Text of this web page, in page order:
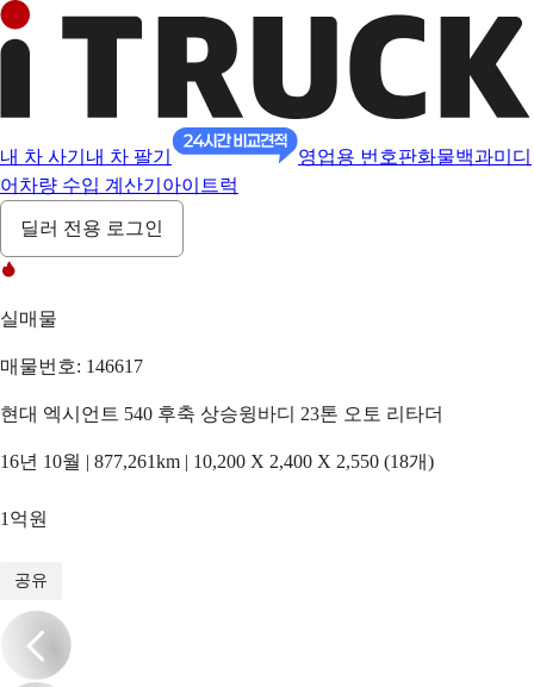
내 차 사기 내 차 팔기 영업용 번호판화물백과미디
어 차량 수입 계산기 아이트럭
딜러 전용 로그인
실매물
매물번호: 146617
현대 엑시언트 540 후축 상승윙바디 23톤 오토 리타더
16년 10월 | 877,261km | 10,200 X 2,400 X 2,550 (18개)
1억원
공유
/8